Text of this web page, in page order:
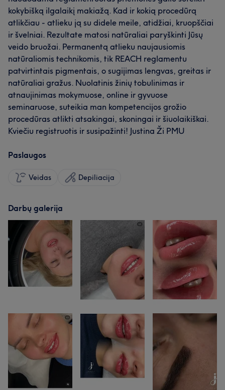
kokybišką ilgalaikį makiažą. Kad ir kokią procedūrą
atlikčiau - atlieku ją su didele meile, atidžiai, kruopščiai
ir švelniai. Rezultate matosi natūraliai paryškinti Jūsų
veido bruožai. Permanentą atlieku naujausiomis
natūraliomis technikomis, tik REACH reglamentu
patvirtintais pigmentais, o sugijimas lengvas, greitas ir
natūraliai gražus. Nuolatinis žinių tobulinimas ir
atnaujinimas mokymuose, online ir gyvuose
seminaruose, suteikia man kompetencijos grožio
procedūras atlikti atsakingai, skoningai ir šiuolaikiškai.
Kviečiu registruotis ir susipažinti! Justina Ži PMU
Paslaugos
Veidas Depiliacija
Darbų galerija